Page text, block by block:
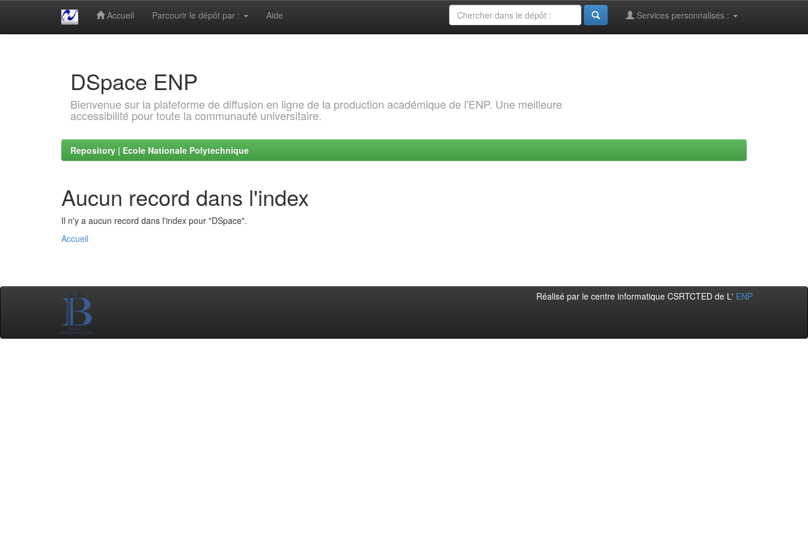
Accueil Parcourir le dépôt par : Aide Services personnalisés :
DSpace ENP
Bienvenue sur la plateforme de diffusion en ligne de la production académique de l'ENP. Une meilleure
accessibilité pour toute la communauté universitaire.
Repository | Ecole Nationale Polytechnique
Aucun record dans l'index
Il n'y a aucun record dans l'index pour "DSpace".
Accueil
Réalisé par le centre informatique CSRTCTED de L' ENP